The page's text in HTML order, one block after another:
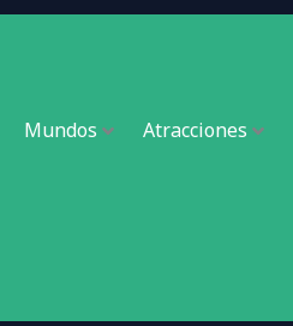
Mundos Atracciones